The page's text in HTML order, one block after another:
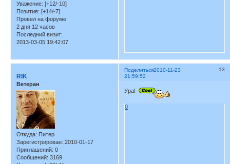
Уважение: [+12/-10]
Позитив: [+14/-7]
Провел на форуме:
2 дня 12 часов
Последний визит:
2013-03-05 19:42:07
Поделиться 13
2010-11-23
21:59:52
RIK
Ветеран
Откуда: Питер
Зарегистрирован: 2010-01-17
Приглашений: 0
Сообщений: 3169
Ура!
0